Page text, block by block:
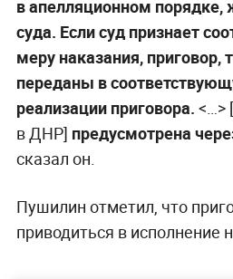
в апелляционном порядке,
суда. Если суд признает
меру наказания, приговор,
переданы в
реализации приговора. <…>
в ДНР] предусмотрена
сказал он.
Пушилин отметил, что
приводиться в исполнение